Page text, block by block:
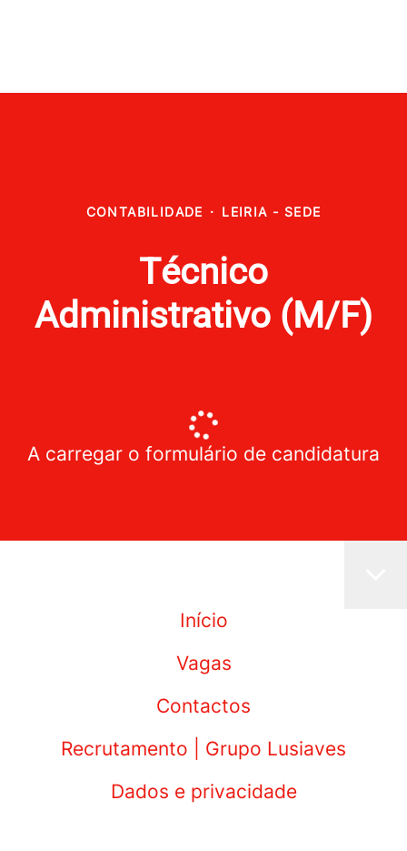
CONTABILIDADE · LEIRIA - SEDE
Técnico
Administrativo (M/F)
A carregar o formulário de candidatura
Início
Vagas
Contactos
Recrutamento | Grupo Lusiaves
Dados e privacidade